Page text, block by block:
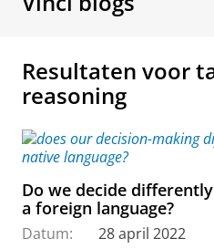
Resultaten voor
reasoning
Do we decide
a foreign language?
Datum:
28 april 2022